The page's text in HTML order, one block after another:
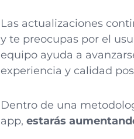
Las actualizaciones
y te preocupas por el
equipo ayuda a
experiencia y calidad
Dentro de una
app, estarás